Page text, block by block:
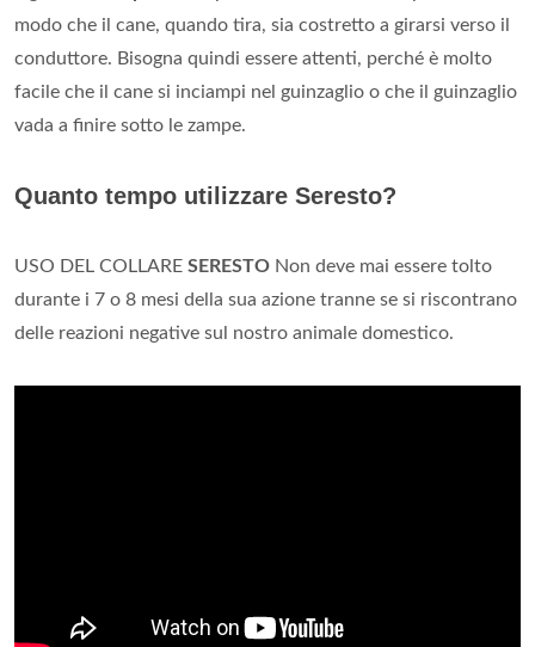
modo che il cane, quando tira, sia costretto a girarsi verso il
conduttore. Bisogna quindi essere attenti, perché è molto
facile che il cane si inciampi nel guinzaglio o che il guinzaglio
vada a finire sotto le zampe.
Quanto tempo utilizzare Seresto?
USO DEL COLLARE SERESTO Non deve mai essere tolto
durante i 7 o 8 mesi della sua azione tranne se si riscontrano
delle reazioni negative sul nostro animale domestico.